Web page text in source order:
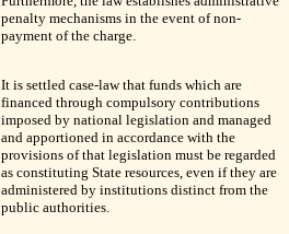
penalty mechanisms in the event of non-
payment of the charge.
It is settled case-law that funds which are
financed through compulsory contributions
imposed by national legislation and managed
and apportioned in accordance with the
provisions of that legislation must be regarded
as constituting State resources, even if they are
administered by institutions distinct from the
public authorities.